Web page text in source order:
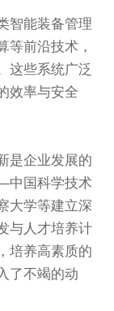
能装备管理
等前沿技术，
这些系统广泛
效率与安全
企业发展的
中国科学技术
大学等建立深
与人才培养计
培养高素质的
了不竭的动